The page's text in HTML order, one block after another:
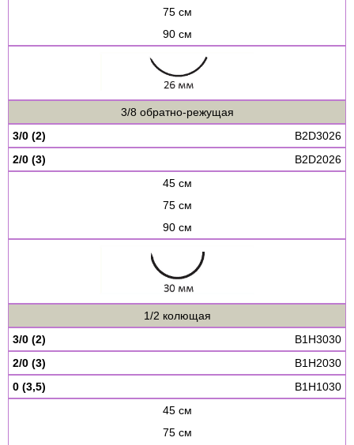
75 см
90 см
3/8 обратно-режущая
3/0 (2)
B2D3026
2/0 (3)
B2D2026
45 см
75 см
90 см
1/2 колющая
3/0 (2)
B1H3030
2/0 (3)
B1H2030
0 (3,5)
B1H1030
45 см
75 см